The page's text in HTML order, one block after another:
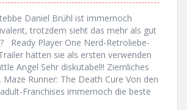
Daniel Brühl ist immernoch
trotzdem sieht das mehr als gut
Ready Player One Nerd-Retroliebe-
hätten sie als ersten verwenden
Angel Sehr diskutabel!! Ziemliches
Maze Runner: The Death Cure Von den
Franchises immernoch die beste